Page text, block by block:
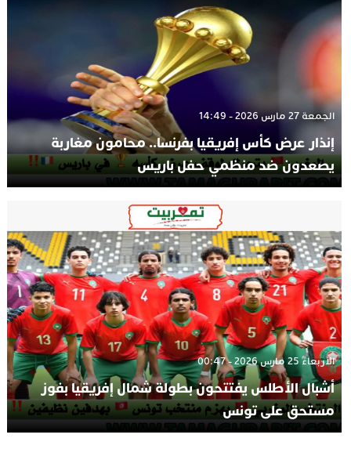
الجمعة 27 مارس 2026 - 14:49
إنذار عرض كأس إفريقيا بفرنسا.. محامون مغاربة
يصعدون ضد منظمي حفل باريس
الأربعاء 25 مارس 2026 - 00:47
أشبال الأطلس يفتتحون بطولة شمال إفريقيا بفوز
مستحق على تونس